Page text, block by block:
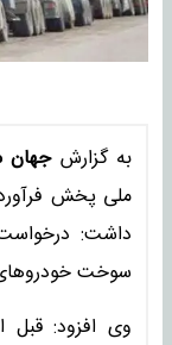
به گزارشجهان
ملی پخش
داشت:
سوخت خودروهای